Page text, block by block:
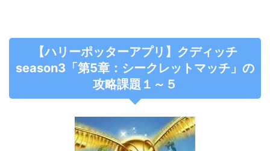
【ハリーポッターアプリ】クディッチ
season3「第5章：シークレットマッチ」の
攻略課題１～５